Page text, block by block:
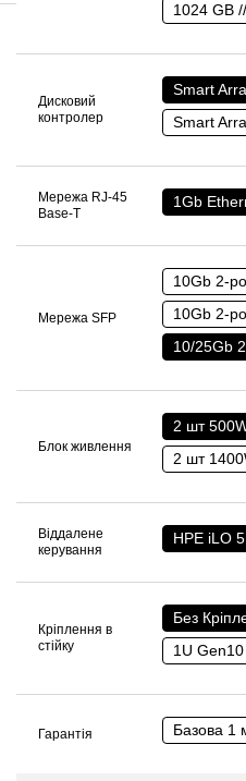
1024 GB
Дисковий
контролер
Smart
Smart
Мережа RJ-45
Base-T
1Gb
Мережа SFP
10Gb 2-
10Gb 2-
10/25Gb
Блок живлення
2 шт
2 шт
Віддалене
керування
HPE iLO 5
Кріплення в
стійку
Без
1U
Гарантія Базова 1